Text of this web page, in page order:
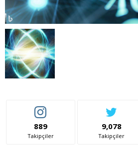
889
Takipçiler
9,078
Takipçiler